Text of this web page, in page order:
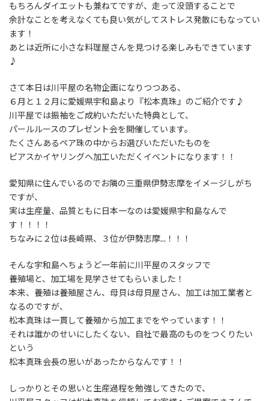
もちろんダイエットも兼ねてですが、走って没頭することで
余計なことを考えなくても良い気がしてストレス発散にもなってい
ます！
あとは近所に小さな料理屋さんを見つける楽しみもできています
♪
さて本日は川平屋の名物企画になりつつある、
６月と１２月に愛媛県宇和島より『松本真珠』のご紹介です♪
川平屋では振袖をご成約いただいた特典として、
パールルースのプレゼント会を開催しています。
たくさんあるペア珠の中からお選びいただいたものを
ピアスかイヤリングへ加工いただくイベントになります！！
愛知県に住んでいるのでお隣の三重県伊勢志摩をイメージしがち
ですが、
実は生産量、品質ともに日本一なのは愛媛県宇和島なんで
す！！！！
ちなみに２位は長崎県、３位が伊勢志摩...！！！
そんな宇和島へちょうど一年前に川平屋のスタッフで
養殖場と、加工場を見学させてもらいました！
本来、養殖は養殖屋さん、母貝は母貝屋さん、加工は加工業者と
なるのですが、
松本真珠は一貫して養殖から加工までをやっています！！
それは誰かのせいにしたくない、自社で最高のものをつくりたい
という
松本真珠会長の思いがあったからなんです！！
しっかりとその思いと生産過程を勉強してきたので、